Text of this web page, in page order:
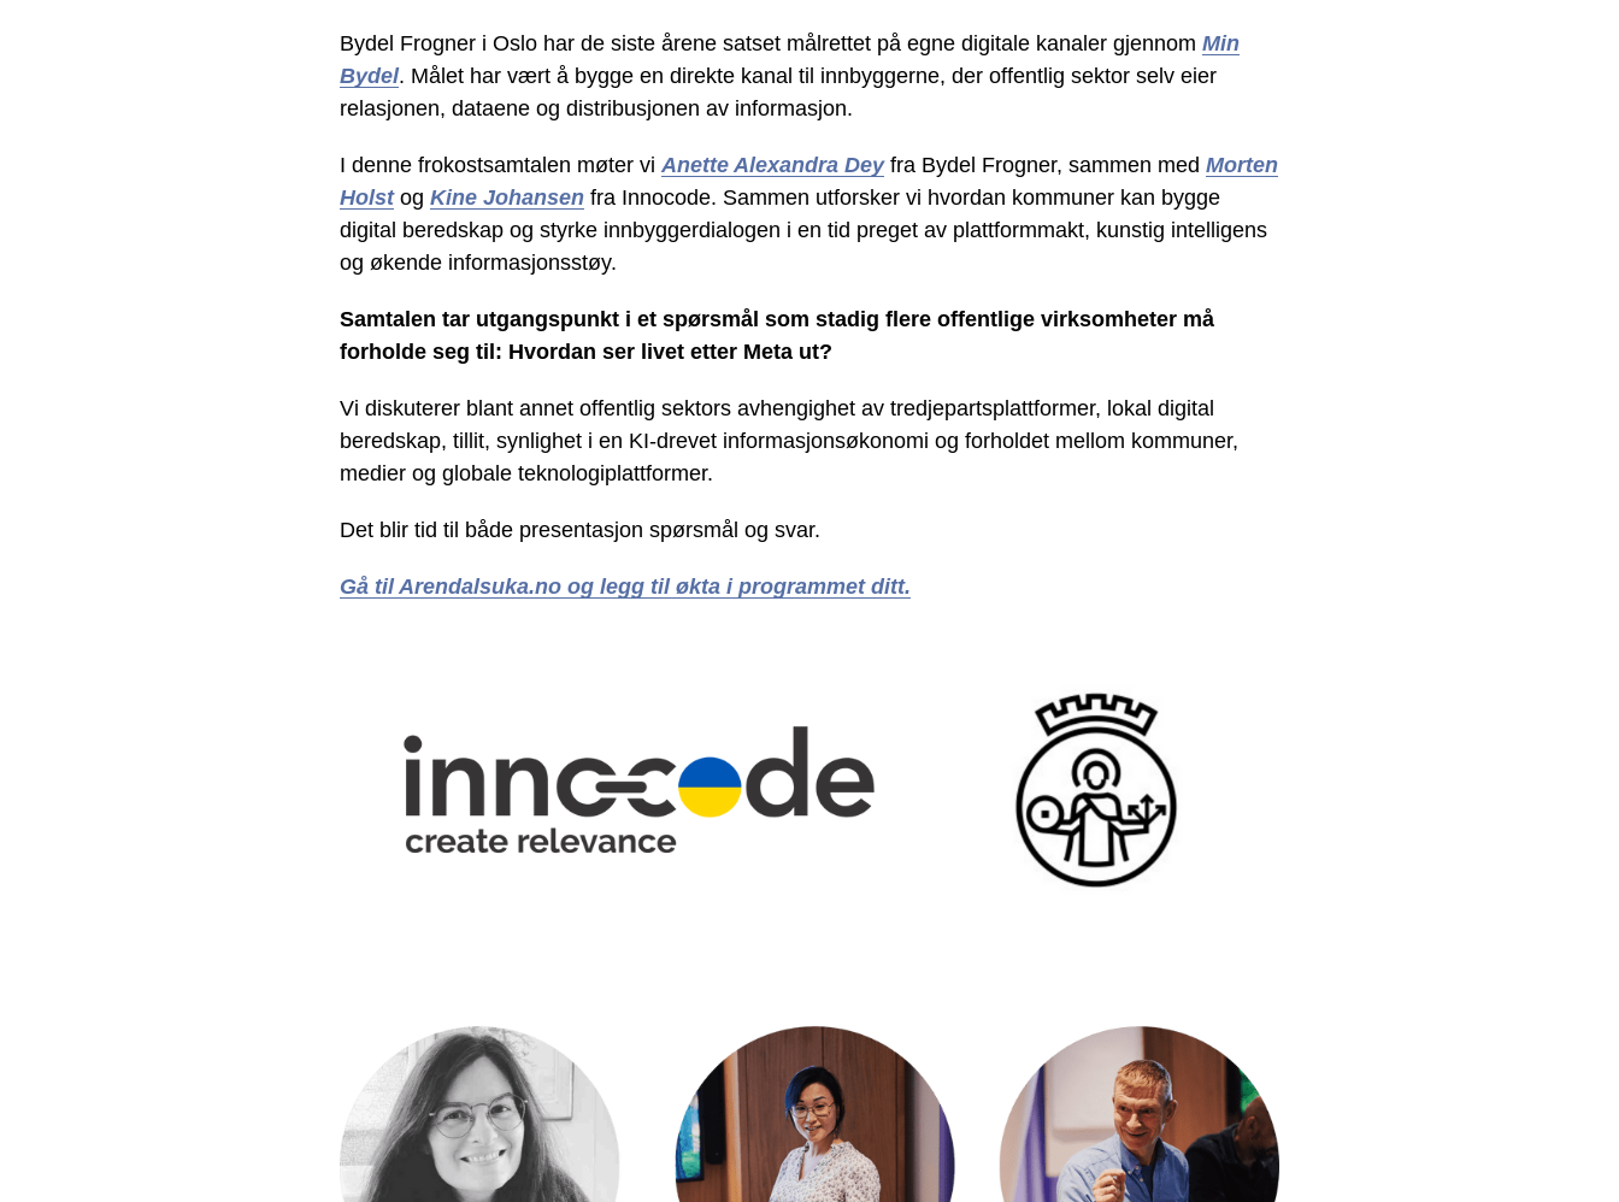
Bydel Frogner i Oslo har de siste årene satset målrettet på egne digitale kanaler gjennom Min
Bydel. Målet har vært å bygge en direkte kanal til innbyggerne, der offentlig sektor selv eier
relasjonen, dataene og distribusjonen av informasjon.
I denne frokostsamtalen møter vi Anette Alexandra Deyfra Bydel Frogner, sammen med Morten
Holstog Kine Johansen fra Innocode. Sammen utforsker vi hvordan kommuner kan bygge
digital beredskap og styrke innbyggerdialogen i en tid preget av plattformmakt, kunstig intelligens
og økende informasjonsstøy.
Samtalen tar utgangspunkt i et spørsmål som stadig flere offentlige virksomheter må
forholde seg til: Hvordan ser livet etter Meta ut?
Vi diskuterer blant annet offentlig sektors avhengighet av tredjepartsplattformer, lokal digital
beredskap, tillit, synlighet i en KI-drevet informasjonsøkonomi og forholdet mellom kommuner,
medier og globale teknologiplattformer.
Det blir tid til både presentasjon spørsmål og svar.
Gå til Arendalsuka.no og legg til økta i programmet ditt.